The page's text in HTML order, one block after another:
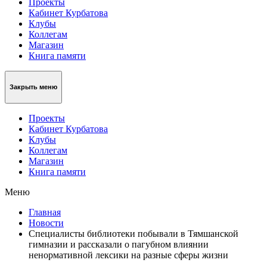
Проекты
Кабинет Курбатова
Клубы
Коллегам
Магазин
Книга памяти
Закрыть меню
Проекты
Кабинет Курбатова
Клубы
Коллегам
Магазин
Книга памяти
Меню
Главная
Новости
Специалисты библиотеки побывали в Тямшанской
гимназии и рассказали о пагубном влиянии
ненормативной лексики на разные сферы жизни